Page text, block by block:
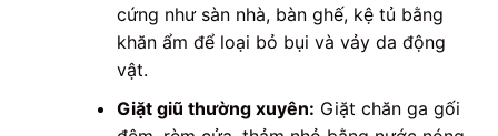
cứng như sàn nhà, bàn ghế, kệ tủ bằng
khăn ẩm để loại bỏ bụi và vảy da động
vật.
Giặt giũ thường xuyên: Giặt chăn ga gối